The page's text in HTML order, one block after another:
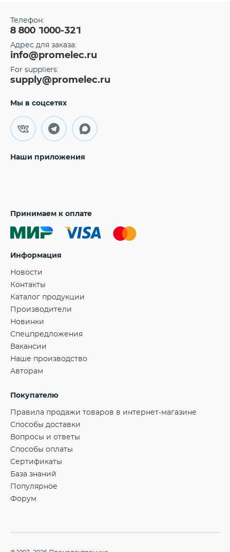
Телефон:
8 800 1000-321
Адрес для заказа:
info@promelec.ru
For suppliers:
supply@promelec.ru
Мы в соцсетях
Наши приложения
Принимаем к оплате
Информация
Новости
Контакты
Каталог продукции
Производители
Новинки
Спецпредложения
Вакансии
Наше производство
Авторам
Покупателю
Правила продажи товаров в интернет-магазине
Способы доставки
Вопросы и ответы
Способы оплаты
Сертификаты
База знаний
Популярное
Форум